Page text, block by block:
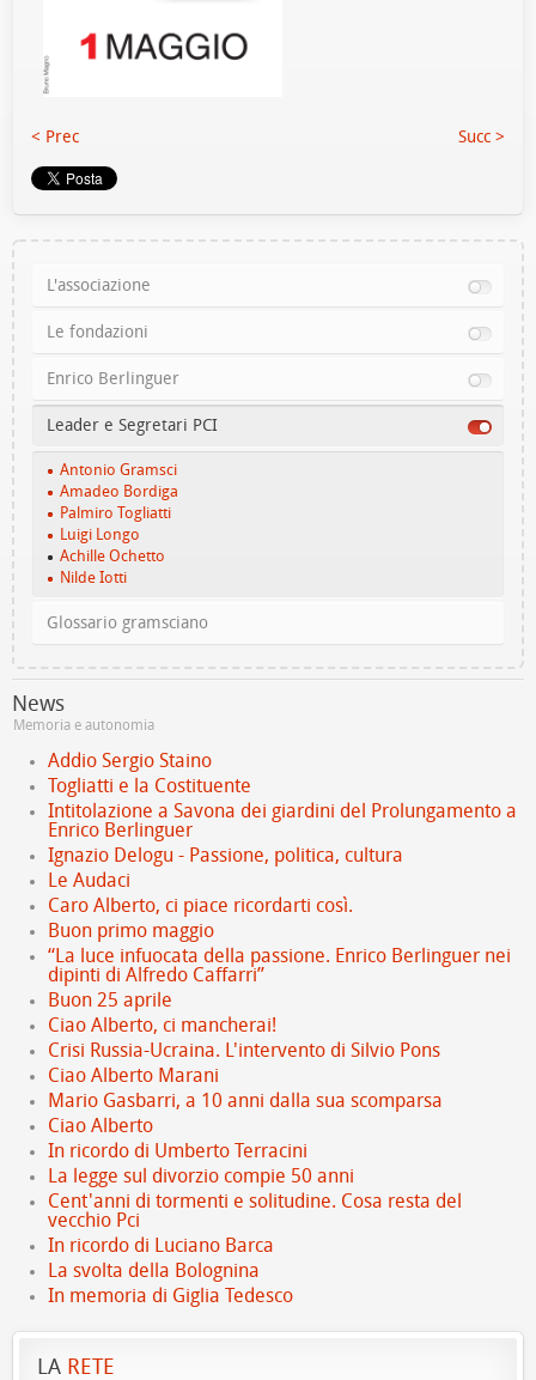
< Prec Succ >
L'associazione
Le fondazioni
Enrico Berlinguer
Leader e Segretari PCI
Antonio Gramsci
Amadeo Bordiga
Palmiro Togliatti
Luigi Longo
Achille Ochetto
Nilde Iotti
Glossario gramsciano
News
Memoria e autonomia
Addio Sergio Staino
Togliatti e la Costituente
Intitolazione a Savona dei giardini del Prolungamento a
Enrico Berlinguer
Ignazio Delogu - Passione, politica, cultura
Le Audaci
Caro Alberto, ci piace ricordarti così.
Buon primo maggio
“La luce infuocata della passione. Enrico Berlinguer nei
dipinti di Alfredo Caffarri”
Buon 25 aprile
Ciao Alberto, ci mancherai!
Crisi Russia-Ucraina. L'intervento di Silvio Pons
Ciao Alberto Marani
Mario Gasbarri, a 10 anni dalla sua scomparsa
Ciao Alberto
In ricordo di Umberto Terracini
La legge sul divorzio compie 50 anni
Cent'anni di tormenti e solitudine. Cosa resta del
vecchio Pci
In ricordo di Luciano Barca
La svolta della Bolognina
In memoria di Giglia Tedesco
LA RETE